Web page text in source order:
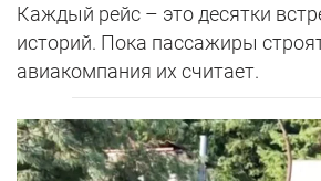
Каждый рейс – это десятки
историй. Пока пассажиры
авиакомпания их считает.